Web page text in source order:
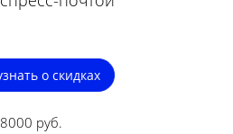
о скидках
8000 руб.